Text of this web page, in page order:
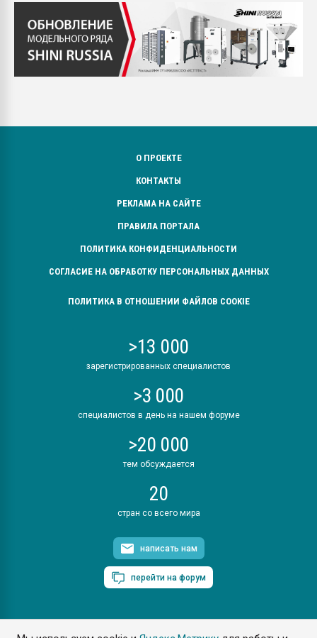
О ПРОЕКТЕ
КОНТАКТЫ
РЕКЛАМА НА САЙТЕ
ПРАВИЛА ПОРТАЛА
ПОЛИТИКА КОНФИДЕНЦИАЛЬНОСТИ
СОГЛАСИЕ НА ОБРАБОТКУ ПЕРСОНАЛЬНЫХ ДАННЫХ
ПОЛИТИКА В ОТНОШЕНИИ ФАЙЛОВ COOKIE
>13 000
зарегистрированных специалистов
>3 000
специалистов в день на нашем форуме
>20 000
тем обсуждается
20
стран со всего мира
написать нам
перейти на форум